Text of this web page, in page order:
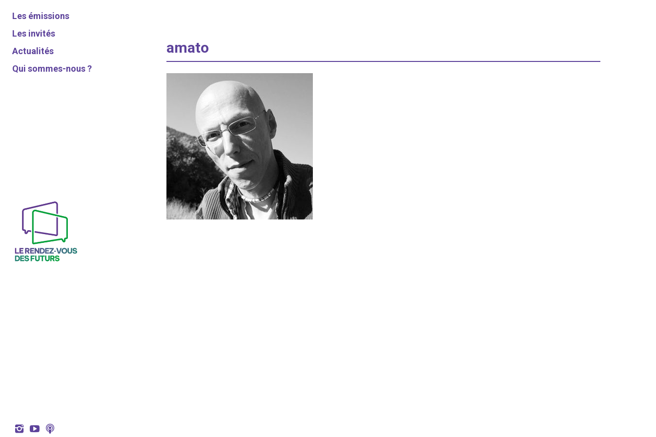
Les émissions
Les invités
Actualités
Qui sommes-nous ?
amato